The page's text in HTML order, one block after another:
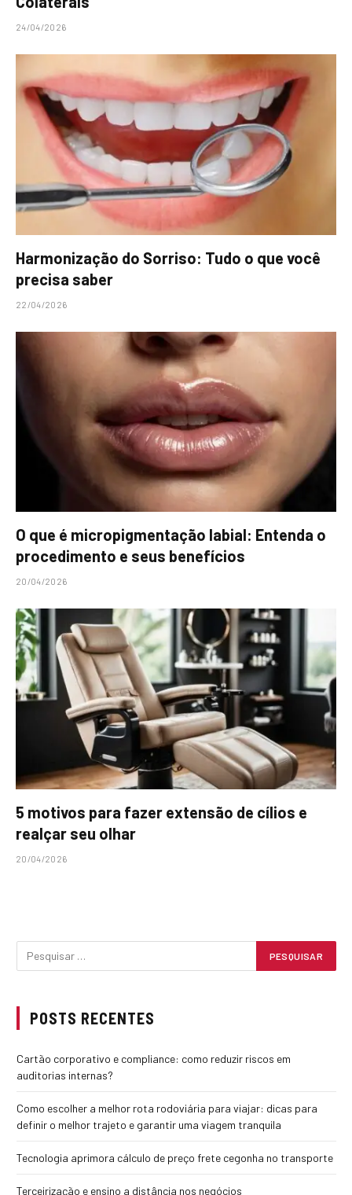
24/04/2026
Harmonização do Sorriso: Tudo o que você
precisa saber
22/04/2026
O que é micropigmentação labial: Entenda o
procedimento e seus benefícios
20/04/2026
5 motivos para fazer extensão de cílios e
realçar seu olhar
20/04/2026
POSTS RECENTES
Cartão corporativo e compliance: como reduzir riscos em
auditorias internas?
Como escolher a melhor rota rodoviária para viajar: dicas para
definir o melhor trajeto e garantir uma viagem tranquila
Tecnologia aprimora cálculo de preço frete cegonha no transporte
Terceirização e ensino a distância nos negócios